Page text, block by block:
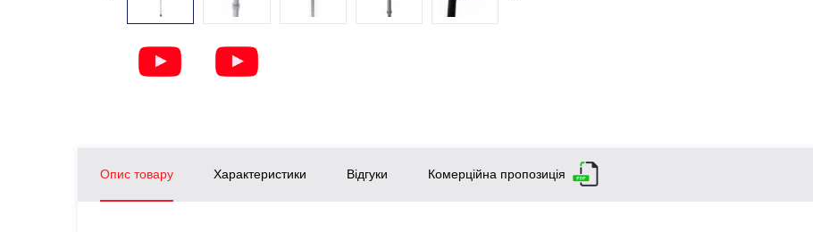
Опис товару Характеристики Відгуки Комерційна пропозиція